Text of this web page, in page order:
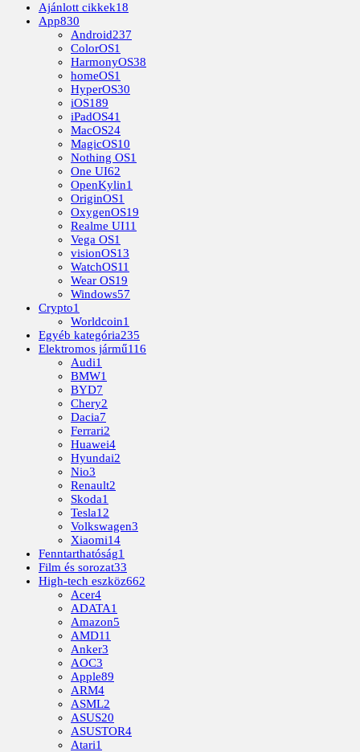
Ajánlott cikkek18
App830
Android237
ColorOS1
HarmonyOS38
homeOS1
HyperOS30
iOS189
iPadOS41
MacOS24
MagicOS10
Nothing OS1
One UI62
OpenKylin1
OriginOS1
OxygenOS19
Realme UI11
Vega OS1
visionOS13
WatchOS11
Wear OS19
Windows57
Crypto1
Worldcoin1
Egyéb kategória235
Elektromos jármű116
Audi1
BMW1
BYD7
Chery2
Dacia7
Ferrari2
Huawei4
Hyundai2
Nio3
Renault2
Skoda1
Tesla12
Volkswagen3
Xiaomi14
Fenntarthatóság1
Film és sorozat33
High-tech eszköz662
Acer4
ADATA1
Amazon5
AMD11
Anker3
AOC3
Apple89
ARM4
ASML2
ASUS20
ASUSTOR4
Atari1